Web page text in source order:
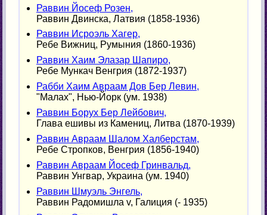
Раввин Йосеф Розен,
Раввин Двинска, Латвия (1858-1936)
Раввин Исроэль Хагер,
Ребе Вижниц, Румыния (1860-1936)
Раввин Хаим Элазар Шапиро,
Ребе Мункач Венгрия (1872-1937)
Рабби Хаим Авраам Дов Бер Левин,
"Малах", Нью-Йорк (ум. 1938)
Раввин Борух Бер Лейбович,
Глава ешивы из Камениц, Литва (1870-1939)
Раввин Авраам Шалом Халберстам,
Ребе Стропков, Венгрия (1856-1940)
Раввин Авраам Йосеф Гринвальд,
Раввин Унгвар, Украина (ум. 1940)
Раввин Шмуэль Энгель,
Раввин Радомишла v, Галиция (- 1935)